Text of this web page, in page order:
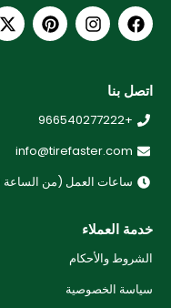
اتصل بنا
+966540277222
info@tirefaster.com
ساعات العمل (من الساعة 9:00 صباحًا إلى الساعة 6:00 مساءً)
خدمة العملاء
الشروط والأحكام
سياسة الخصوصية